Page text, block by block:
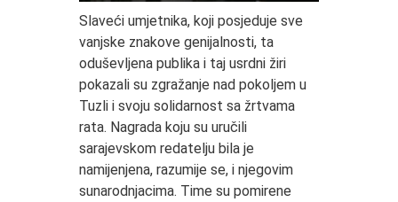
Slaveći umjetnika, koji posjeduje sve
vanjske znakove genijalnosti, ta
oduševljena publika i taj usrdni žiri
pokazali su zgražanje nad pokoljem u
Tuzli i svoju solidarnost sa žrtvama
rata. Nagrada koju su uručili
sarajevskom redatelju bila je
namijenjena, razumije se, i njegovim
sunarodnjacima. Time su pomirene